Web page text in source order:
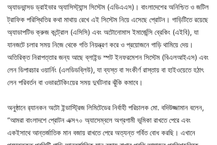
অ্যাডভান্সড ড্রাইভার অ্যাসিস্ট্যান্স সিস্টেম (এডিএএস)। বাংলাদেশের অনিশ্চিত ও জটিল
ট্রাফিক পরিস্থিতির কথা মাথায় রেখে এই সিস্টেম নিয়ে এসেছে প্রোটন। গাড়িটিতে রয়েছে
অ্যাডাপটিভ ক্রুজ কন্ট্রোল (এসিসি) এবং অটোনোমাস ইমার্জেন্সি ব্রেকিং (এইবি), যা
যানজটে চলার সময় নিজে থেকে গতি নিয়ন্ত্রণ করে ও প্রয়োজনে গাড়ি থামিয়ে দেয়।
অতিরিক্ত নিরাপত্তার জন্য আছে ব্লাইন্ড স্পট ইনফরমেশন সিস্টেম (বিএলআইএস) এবং
লেন ডিপারচার ওয়ার্নিং (এলডিডব্লিউ), যা ব্যস্ত বা সংকীর্ণ রাস্তায় বা হাইওয়েতে হঠাৎ
লেন পরিবর্তন বা ওভারটেকিংয়ের সময় দুর্ঘটনার ঝুঁকি কমাবে।
অনুষ্ঠানে র‍্যানকন অটো ইন্ডাস্ট্রিজ লিমিটেডের নির্বাহী পরিচালক মো. বদিউজ্জামান বলেন,
“আমরা বাংলাদশে প্রোটন এক্স৭০ অ্যাসেম্বলে অগ্রগামী ভূমিকা রাখতে পেরে এবং
একইসাথে আন্তর্জাতিক মান বজায় রাখতে পেরে অত্যন্ত গর্বিত বোধ করছি। এখানে